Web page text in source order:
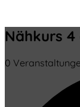
Nähkurs
0